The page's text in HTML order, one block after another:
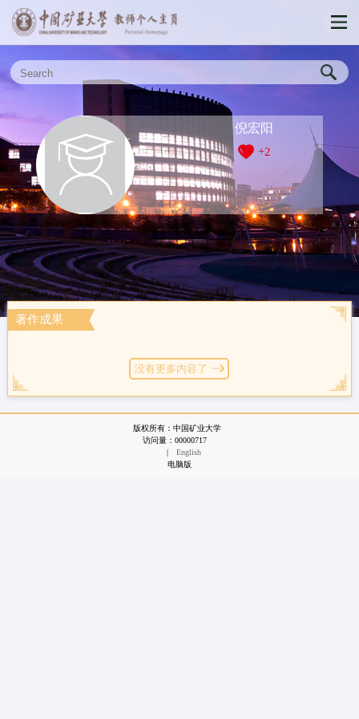
倪宏阳
+2
著作成果
没有更多内容了
版权所有：中国矿业大学
访问量： 00000717
|
English
电脑版